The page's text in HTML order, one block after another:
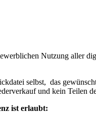
Nutzung aller
selbst, das
und kein Teilen
ist erlaubt: